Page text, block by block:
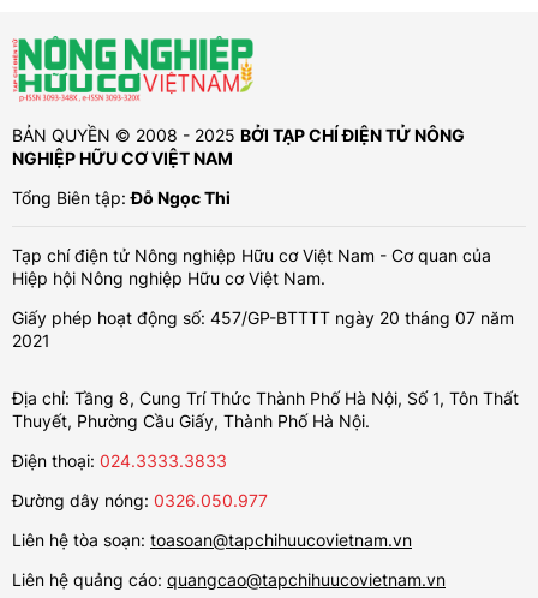
BẢN QUYỀN © 2008 - 2025 BỞI TẠP CHÍ ĐIỆN TỬ NÔNG
NGHIỆP HỮU CƠ VIỆT NAM
Tổng Biên tập:Đỗ Ngọc Thi
Tạp chí điện tử Nông nghiệp Hữu cơ Việt Nam - Cơ quan của
Hiệp hội Nông nghiệp Hữu cơ Việt Nam.
Giấy phép hoạt động số: 457/GP-BTTTT ngày 20 tháng 07 năm
2021
Địa chỉ: Tầng 8, Cung Trí Thức Thành Phố Hà Nội, Số 1, Tôn Thất
Thuyết, Phường Cầu Giấy, Thành Phố Hà Nội.
Điện thoại: 024.3333.3833
Đường dây nóng: 0326.050.977
Liên hệ tòa soạn: toasoan@tapchihuucovietnam.vn
Liên hệ quảng cáo: quangcao@tapchihuucovietnam.vn